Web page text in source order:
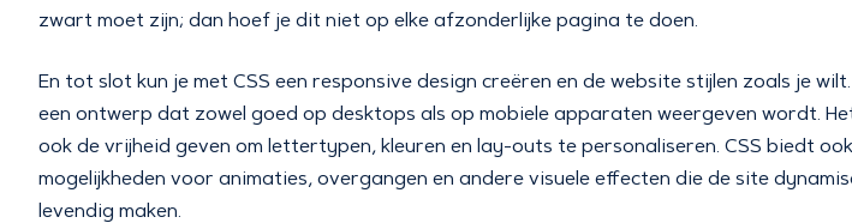
zwart moet zijn; dan hoef je dit niet op elke afzonderlijke pagina te doen.
En tot slot kun je met CSS een responsive design creëren en de website stijlen zoals je
een ontwerp dat zowel goed op desktops als op mobiele apparaten weergeven wordt.
ook de vrijheid geven om lettertypen, kleuren en lay-outs te personaliseren. CSS biedt ook
mogelijkheden voor animaties, overgangen en andere visuele effecten die de site
levendig maken.